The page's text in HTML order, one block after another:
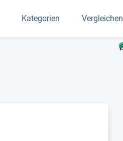
Kategorien Vergleichen